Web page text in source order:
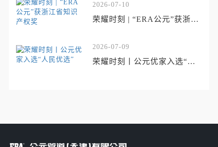
2026-07-10
荣耀时刻 | “ERA公元”获浙江
2026-07-09
荣耀时刻丨公元优家入选“人